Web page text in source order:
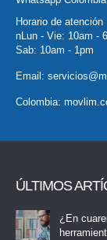
Horario de atención
nLun - Vie: 10am -
Sab: 10am - 1pm
Email:
Colombia:
ÚLTIMOS
¿En